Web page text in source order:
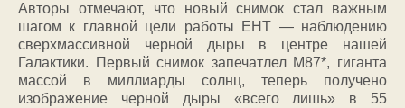
Авторы отмечают, что новый снимок стал важным
шагом к главной цели работы ЕНТ — наблюдению
сверхмассивной черной дыры в центре нашей
Галактики. Первый снимок запечатлел М87*, гиганта
массой в миллиарды солнц, теперь получено
изображение черной дыры «всего лишь» в 55